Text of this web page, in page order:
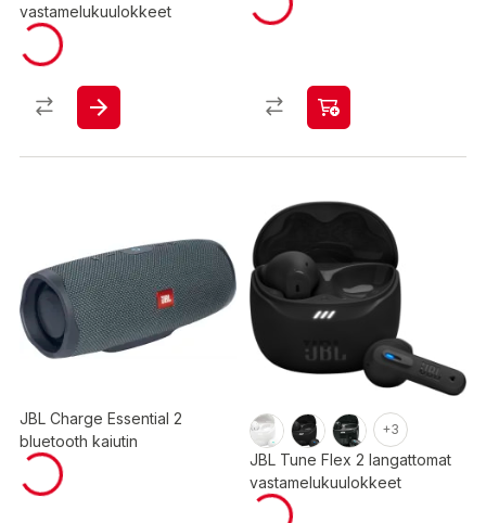
vastamelukuulokkeet
JBL Charge Essential 2
bluetooth kaiutin
+3
JBL Tune Flex 2 langattomat
vastamelukuulokkeet